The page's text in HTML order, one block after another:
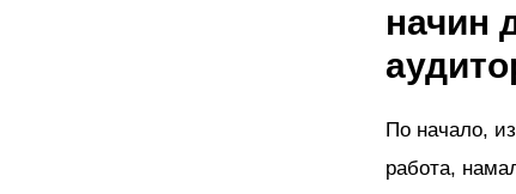
начин
По начало,
работа,